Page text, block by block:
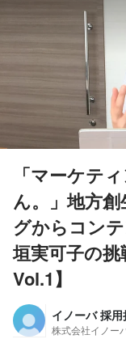
「マーケテ
ん。」地方
グからコン
垣実可子の
Vol.1】
イノーバ 採用
株式会社イノー